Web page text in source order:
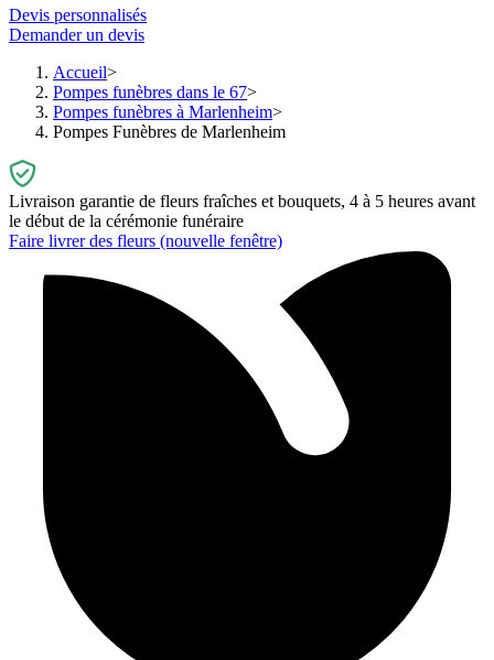
Devis personnalisés
Demander un devis
Accueil
Pompes funèbres dans le 67
Pompes funèbres à Marlenheim
Pompes Funèbres de Marlenheim
Livraison garantie de fleurs fraîches et bouquets, 4 à 5 heures avant
le début de la cérémonie funéraire
Faire livrer des fleurs (nouvelle fenêtre)